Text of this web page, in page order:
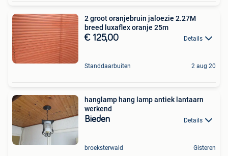
2 groot oranjebruin jaloezie 2.27M
breed luxaflex oranje 25m
€ 125,00 Details
Standdaarbuiten 2 aug 20
hanglamp hang lamp antiek lantaarn
werkend
Bieden Details
broeksterwald Gisteren